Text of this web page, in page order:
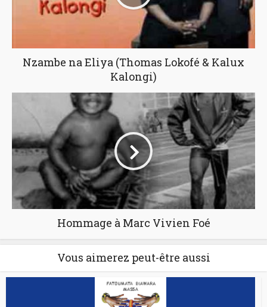
Nzambe na Eliya (Thomas Lokofé & Kalux
Kalongi)
Hommage à Marc Vivien Foé
Vous aimerez peut-être aussi